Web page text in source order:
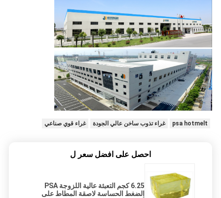
psa hotmelt غراء تذوب ساخن عالي الجودة غراء قوي صناعي
احصل على افضل سعر ل
6.25 كجم التعبئة عالية اللزوجة PSA
الضغط الحساسة لاصقة المطاط على